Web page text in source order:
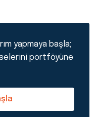
yapmaya başla;
portföyüne